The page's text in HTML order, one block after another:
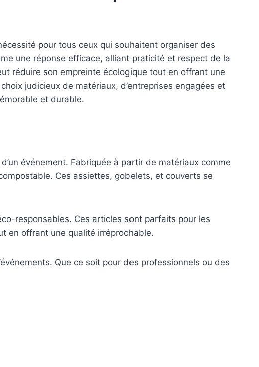
pour tous ceux qui souhaitent organiser des
une réponse efficace, alliant praticité et respect de la
réduire son empreinte écologique tout en offrant une
judicieux de matériaux, d’entreprises engagées et
et durable.
événement. Fabriquée à partir de matériaux comme
Ces assiettes, gobelets, et couverts se
responsables. Ces articles sont parfaits pour les
en offrant une qualité irréprochable.
Que ce soit pour des professionnels ou des